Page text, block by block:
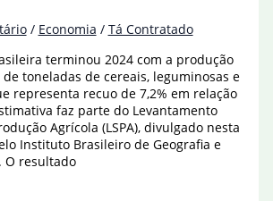
/ Economia / Tá Contratado
terminou 2024 com a produção
toneladas de cereais, leguminosas e
representa recuo de 7,2% em relação
faz parte do Levantamento
Agrícola (LSPA), divulgado nesta
Instituto Brasileiro de Geografia e
O resultado